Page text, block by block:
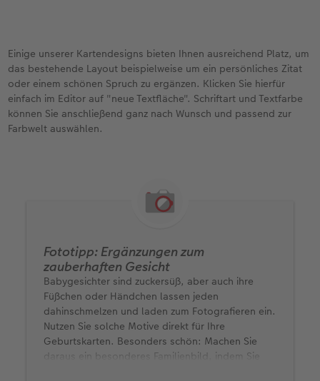
Einige unserer Kartendesigns bieten Ihnen ausreichend Platz, um
das bestehende Layout beispielweise um ein persönliches Zitat
oder einem schönen Spruch zu ergänzen. Klicken Sie hierfür
einfach im Editor auf "neue Textfläche". Schriftart und Textfarbe
können Sie anschließend ganz nach Wunsch und passend zur
Farbwelt auswählen.
Fototipp: Ergänzungen zum
zauberhaften Gesicht
Babygesichter sind zuckersüß, aber auch ihre
Füßchen oder Händchen lassen jeden
dahinschmelzen und laden zum Fotografieren ein.
Nutzen Sie solche Motive direkt für Ihre
Geburtskarten. Besonders schön: Machen Sie
daraus ein besonderes Familienbild, indem Sie